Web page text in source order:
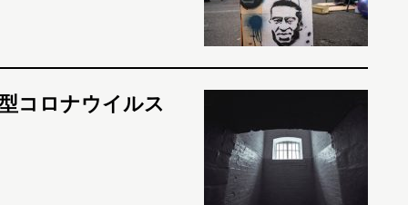
コロナウイルス